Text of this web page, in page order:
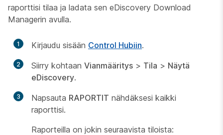
raporttisi tilaa ja ladata sen eDiscovery Download
Managerin avulla.
1 Kirjaudu sisään Control Hubiin.
2 Siirry kohtaan Vianmääritys > Tila > Näytä
eDiscovery.
3 Napsauta RAPORTIT nähdäksesi kaikki
raporttisi.
Raporteilla on jokin seuraavista tiloista: